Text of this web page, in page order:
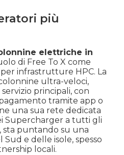
più
elettriche in
di Free To X come
infrastrutture HPC. La
ultra-veloci,
principali, con
tramite app o
una sua rete dedicata
Supercharger a tutti gli
sta puntando su una
e delle isole, spesso
locali.